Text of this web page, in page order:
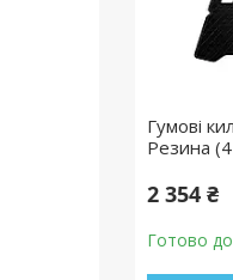
Гумові
Резина
2 354 ₴
Готово до